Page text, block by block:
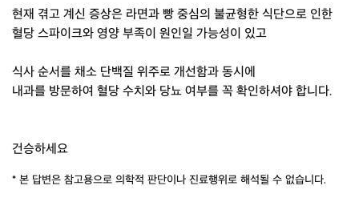
현재 겪고 계신 증상은 라면과 빵 중심의 불균형한 식단으로 인한
혈당 스파이크와 영양 부족이 원인일 가능성이 있고
식사 순서를 채소 단백질 위주로 개선함과 동시에
내과를 방문하여 혈당 수치와 당뇨 여부를 꼭 확인하셔야 합니다.
건승하세요
* 본 답변은 참고용으로 의학적 판단이나 진료행위로 해석될 수 없습니다.